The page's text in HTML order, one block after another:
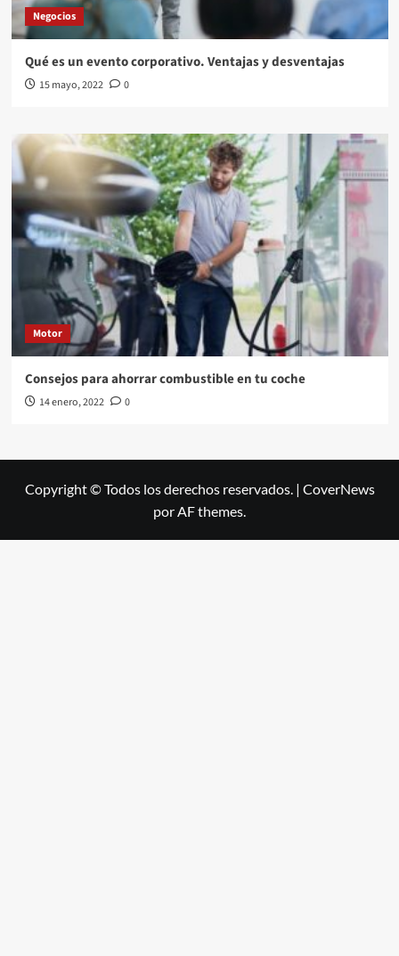
Negocios
Qué es un evento corporativo. Ventajas y desventajas
15 mayo, 2022 0
Motor
Consejos para ahorrar combustible en tu coche
14 enero, 2022 0
Copyright © Todos los derechos reservados. | CoverNews
por AF themes.